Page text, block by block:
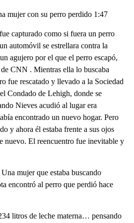
mujer con su perro perdido 1:47
capturado como si fuera un perro
automóvil se estrellara contra la
agujero por el que el perro escapó,
CNN . Mientras ella lo buscaba
fue rescatado y llevado a la Sociedad
Condado de Lehigh, donde se
Nieves acudió al lugar era
encontrado un nuevo hogar. Pero
y ahora él estaba frente a sus ojos
nuevo. El reencuentro fue inevitable y
mujer que estaba buscando
encontró al perro que perdió hace
litros de leche materna… pensando